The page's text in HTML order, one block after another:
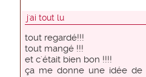
j'ai tout lu
tout regardé!!!
tout mangé !!!
et c'était bien bon !!!!
ça me donne une idée de